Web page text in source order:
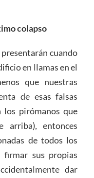
colapso
cuando
en llamas en el
que nuestras
de esas falsas
los pirómanos que
arriba), entonces
de todos los
sus propias
dar